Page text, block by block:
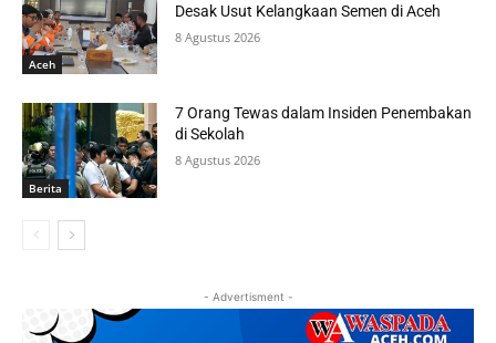
Aceh
Desak Usut Kelangkaan Semen di Aceh
8 Agustus 2026
Berita
7 Orang Tewas dalam Insiden Penembakan
di Sekolah
8 Agustus 2026
- Advertisment -